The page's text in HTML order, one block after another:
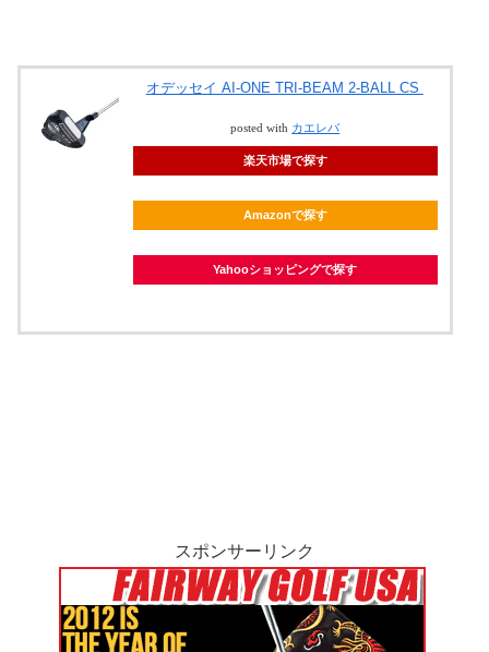
オデッセイ AI-ONE TRI-BEAM 2-BALL CS
posted with カエレバ
楽天市場で探す
Amazonで探す
Yahooショッピングで探す
スポンサーリンク